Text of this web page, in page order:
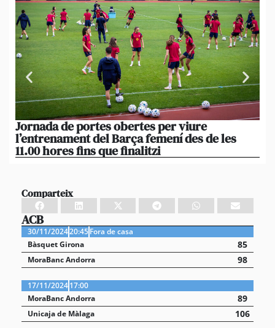
Jornada de portes obertes per viure
l’entrenament del Barça femení des de les
11.00 hores fins que finalitzi
Comparteix
ACB
30/11/202420:45Fora de casa
Bàsquet Girona
85
MoraBanc Andorra 98
17/11/202417:00
MoraBanc Andorra
89
Unicaja de Màlaga 106